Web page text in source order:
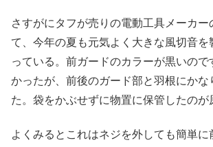
さすがにタフが売りの電動工具メーカー
て、今年の夏も元気よく大きな風切音を
っている。前ガードのカラーが黒いので
かったが、前後のガード部と羽根にかな
た。袋をかぶせずに物置に保管したのが
よくみるとこれはネジを外しても簡単に